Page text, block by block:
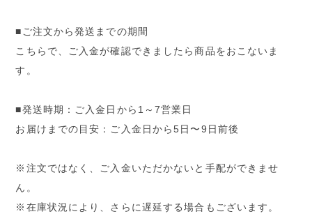
■ご注文から発送までの期間
こちらで、ご入金が確認できましたら商品をおこないま
す。
■発送時期：ご入金日から1～7営業日
お届けまでの目安：ご入金日から5日〜9日前後
※注文ではなく、ご入金いただかないと手配ができませ
ん。
※在庫状況により、さらに遅延する場合もございます。